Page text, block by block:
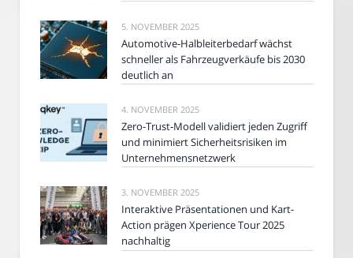
5. NOVEMBER 2025
Automotive-Halbleiterbedarf wächst
schneller als Fahrzeugverkäufe bis 2030
deutlich an
4. NOVEMBER 2025
Zero-Trust-Modell validiert jeden Zugriff
und minimiert Sicherheitsrisiken im
Unternehmensnetzwerk
3. NOVEMBER 2025
Interaktive Präsentationen und Kart-
Action prägen Xperience Tour 2025
nachhaltig